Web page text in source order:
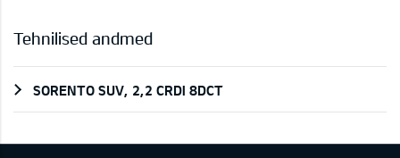
Tehnilised andmed
SORENTO SUV, 2,2 CRDI 8DCT